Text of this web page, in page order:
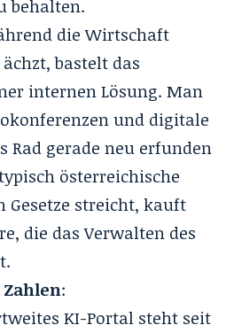
behalten.
die Wirtschaft
bastelt das
internen Lösung. Man
und digitale
Rad gerade neu erfunden
österreichische
Gesetze streicht, kauft
die das Verwalten des
:
KI-Portal steht seit